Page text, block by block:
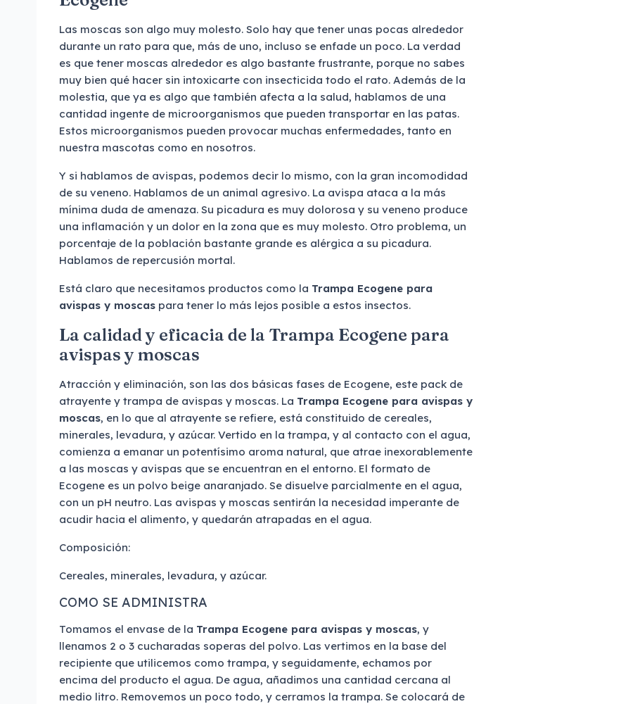
Las moscas son algo muy molesto. Solo hay que tener unas pocas alrededor
durante un rato para que, más de uno, incluso se enfade un poco. La verdad
es que tener moscas alrededor es algo bastante frustrante, porque no sabes
muy bien qué hacer sin intoxicarte con insecticida todo el rato. Además de la
molestia, que ya es algo que también afecta a la salud, hablamos de una
cantidad ingente de microorganismos que pueden transportar en las patas.
Estos microorganismos pueden provocar muchas enfermedades, tanto en
nuestra mascotas como en nosotros.
Y si hablamos de avispas, podemos decir lo mismo, con la gran incomodidad
de su veneno. Hablamos de un animal agresivo. La avispa ataca a la más
mínima duda de amenaza. Su picadura es muy dolorosa y su veneno produce
una inflamación y un dolor en la zona que es muy molesto. Otro problema, un
porcentaje de la población bastante grande es alérgica a su picadura.
Hablamos de repercusión mortal.
Está claro que necesitamos productos como la Trampa Ecogene para
avispas y moscas para tener lo más lejos posible a estos insectos.
La calidad y eficacia de la Trampa Ecogene para
avispas y moscas
Atracción y eliminación, son las dos básicas fases de Ecogene, este pack de
atrayente y trampa de avispas y moscas. La Trampa Ecogene para avispas y
moscas, en lo que al atrayente se refiere, está constituido de cereales,
minerales, levadura, y azúcar. Vertido en la trampa, y al contacto con el agua,
comienza a emanar un potentísimo aroma natural, que atrae inexorablemente
a las moscas y avispas que se encuentran en el entorno. El formato de
Ecogene es un polvo beige anaranjado. Se disuelve parcialmente en el agua,
con un pH neutro. Las avispas y moscas sentirán la necesidad imperante de
acudir hacia el alimento, y quedarán atrapadas en el agua.
Composición:
Cereales, minerales, levadura, y azúcar.
COMO SE ADMINISTRA
Tomamos el envase de la Trampa Ecogene para avispas y moscas, y
llenamos 2 o 3 cucharadas soperas del polvo. Las vertimos en la base del
recipiente que utilicemos como trampa, y seguidamente, echamos por
encima del producto el agua. De agua, añadimos una cantidad cercana al
medio litro. Removemos un poco todo, y cerramos la trampa. Se colocará de